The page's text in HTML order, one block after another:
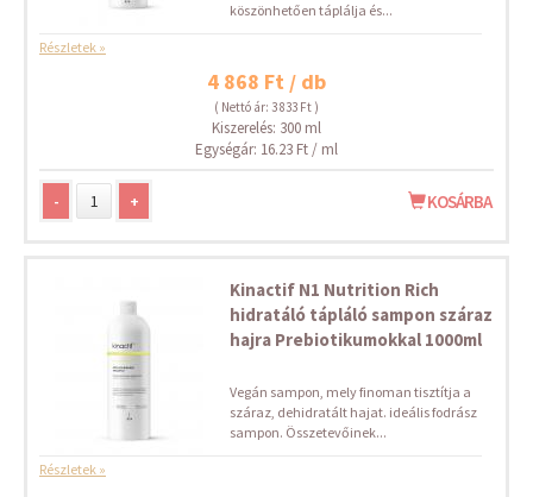
köszönhetően táplálja és...
Részletek »
4 868 Ft / db
( Nettó ár: 3 833 Ft )
Kiszerelés: 300 ml
Egységár: 16.23 Ft / ml
- + KOSÁRBA
Kinactif N1 Nutrition Rich
hidratáló tápláló sampon száraz
hajra Prebiotikumokkal 1000ml
Vegán sampon, mely finoman tisztítja a
száraz, dehidratált hajat. ideális fodrász
sampon. Összetevőinek...
Részletek »